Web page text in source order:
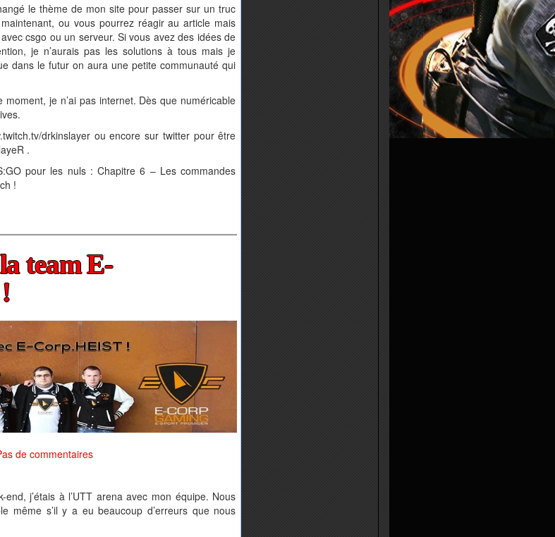
le thème de mon site pour passer sur un truc
ou vous pourrez réagir au article mais
csgo ou un serveur. Si vous avez des idées de
je n’aurais pas les solutions à tous mais je
dans le futur on aura une petite communauté qui
je n’ai pas internet. Dès que numéricable
drkinslayer ou encore sur twitter pour être
.
pour les nuls : Chapitre 6 – Les commandes
!
team E-
de commentaires
j’étais à l’UTT arena avec mon équipe. Nous
même s’il y a eu beaucoup d’erreurs que nous